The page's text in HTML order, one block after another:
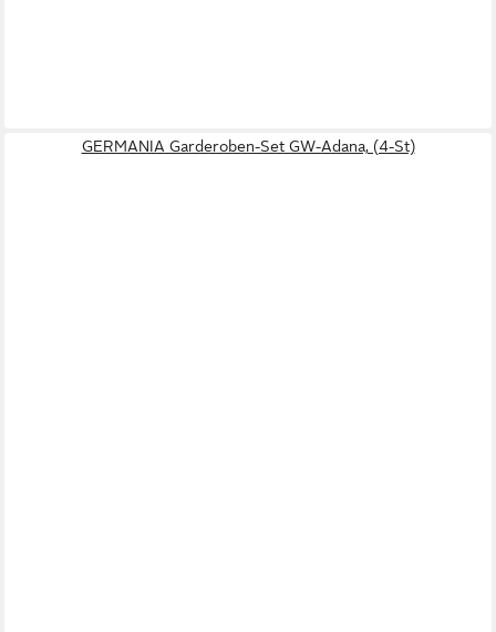
GERMANIA Garderoben-Set GW-Adana, (4-St)